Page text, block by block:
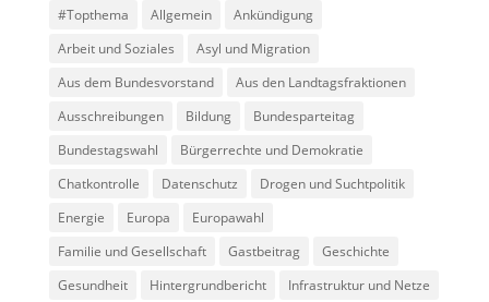
#Topthema Allgemein
Ankündigung
Arbeit und Soziales
Asyl und Migration
Aus dem Bundesvorstand
Aus den Landtagsfraktionen
Ausschreibungen
Bildung
Bundesparteitag
Bundestagswahl
Bürgerrechte und Demokratie
Chatkontrolle
Datenschutz
Drogen und Suchtpolitik
Energie
Europa
Europawahl
Familie und Gesellschaft
Gastbeitrag
Geschichte
Gesundheit
Hintergrundbericht
Infrastruktur und Netze